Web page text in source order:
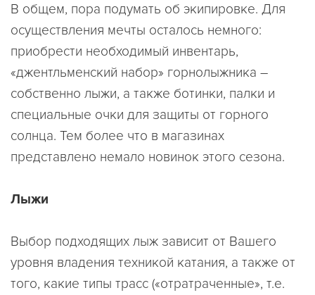
В общем, пора подумать об экипировке. Для
осуществления мечты осталось немного:
приобрести необходимый инвентарь,
«джентльменский набор» горнолыжника –
собственно лыжи, а также ботинки, палки и
специальные очки для защиты от горного
солнца. Тем более что в магазинах
представлено немало новинок этого сезона.
Лыжи
Выбор подходящих лыж зависит от Вашего
уровня владения техникой катания, а также от
того, какие типы трасс («отратраченные», т.е.